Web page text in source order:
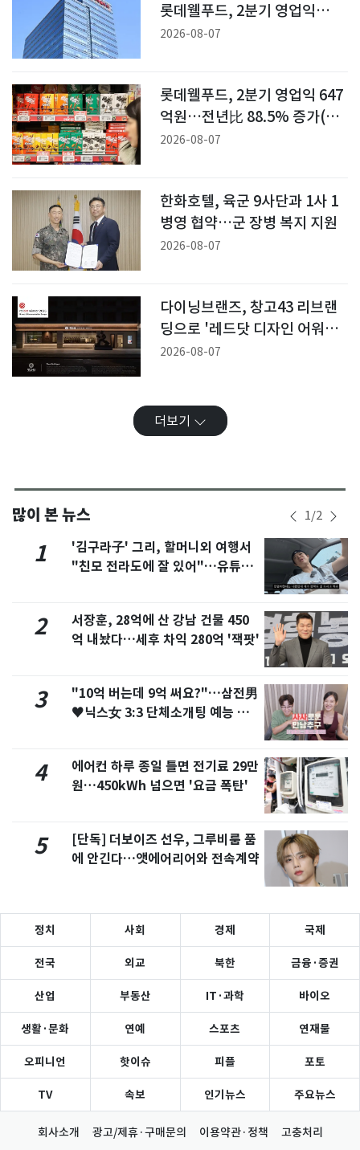
롯데웰푸드, 2분기 영업익
89%↑(상보)
2026-08-07
롯데웰푸드, 2분기 영업익 647
억원…전년比 88.5% 증가(1
보)
2026-08-07
한화호텔, 육군 9사단과 1사 1
병영 협약…군 장병 복지 지원
2026-08-07
다이닝브랜즈, 창고43 리브랜
딩으로 '레드닷 디자인 어워드'
본상
2026-08-07
더보기
많이 본 뉴스 1/2
1
'김구라子' 그리, 할머니외 여행서
"친모 전라도에 잘 있어"…유튜브
2
서장훈, 28억에 산 강남 건물 450
억 내놨다…세후 차익 280억 '잭팟'
3
"10억 버는데 9억 써요?"…삼전男
♥닉스女 3:3 단체소개팅 예능 화
4
에어컨 하루 종일 틀면 전기료 29만
원…450kWh 넘으면 '요금 폭탄'
5
[단독] 더보이즈 선우, 그루비룸 품
에 안긴다…앳에어리어와 전속계약
정치 사회 경제 국제
전국 외교 북한 금융·증권
산업 부동산 IT·과학 바이오
생활·문화 연예 스포츠 연재물
오피니언 핫이슈 피플 포토
TV 속보 인기뉴스 주요뉴스
회사소개 광고/제휴·구매문의 이용약관·정책 고충처리